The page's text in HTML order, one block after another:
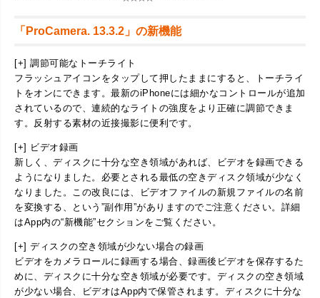
「ProCamera. 13.3.2」の新機能
[+] 調節可能なトーチライト
フラッシュアイコンをタップして押したままにすると、トーチライ
トをオンにできます。最新のiPhoneには細かなコントロールが追加
されているので、連続的なライトの強度をより正確に調節できま
す。反射する素材の近接撮影に便利です。
[+] ビデオ録画
新しく、ディスクに十分な空き領域があれば、ビデオを録画できる
ようになりました。必要とされる最低の空きディスク領域が少なく
なりました。この改良には、ビデオファイルの新規ファイルの名前
を変換する、という”副作用”がありますのでご注意ください。詳細
はApp内の“新機能”セクションをご覧ください。
[+] ディスクの空き領域が少ない場合の録画
ビデオをカメラロールに録画する場合、録画後ビデオを保存するた
めに、ディスクに十分な空き領域が必要です。ディスクの空き領域
が少ない場合、ビデオはApp内で保管されます。ディスクに十分な